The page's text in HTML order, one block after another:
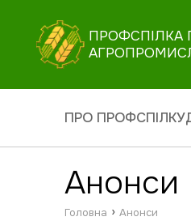
ПРОФСПІЛКА
ПРО ПРОФСПІЛКУ
Анонси
Головна › Анонси